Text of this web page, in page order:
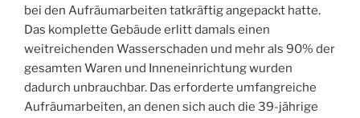
bei den Aufräumarbeiten tatkräftig angepackt hatte.
Das komplette Gebäude erlitt damals einen
weitreichenden Wasserschaden und mehr als 90% der
gesamten Waren und Inneneinrichtung wurden
dadurch unbrauchbar. Das erforderte umfangreiche
Aufräumarbeiten, an denen sich auch die 39-jährige